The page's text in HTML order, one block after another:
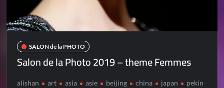
SALON de la PHOTO
Salon de la Photo 2019 – theme Femmes
alishan art asia asie beijing china japan
pekin